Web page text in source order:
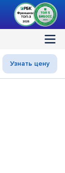
Узнать цену